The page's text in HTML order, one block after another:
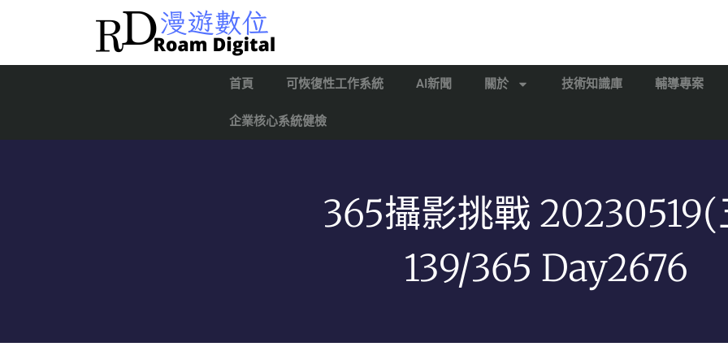
首頁 可恢復性工作系統 AI新聞 關於 技術知識庫 輔導專案
企業核心系統健檢
365攝影挑戰
139/365 Day2676